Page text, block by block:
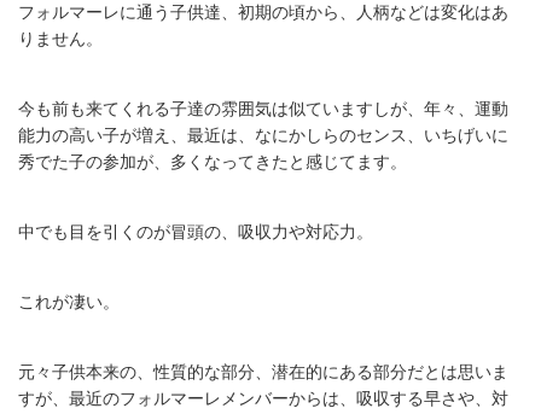
フォルマーレに通う子供達、初期の頃から、人柄などは変化はあ
りません。
今も前も来てくれる子達の雰囲気は似ていますしが、年々、運動
能力の高い子が増え、最近は、なにかしらのセンス、いちげいに
秀でた子の参加が、多くなってきたと感じてます。
中でも目を引くのが冒頭の、吸収力や対応力。
これが凄い。
元々子供本来の、性質的な部分、潜在的にある部分だとは思いま
すが、最近のフォルマーレメンバーからは、吸収する早さや、対